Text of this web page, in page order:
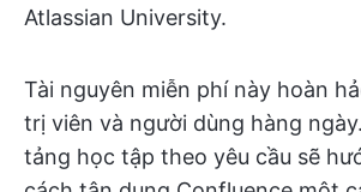
Atlassian University.
Tài nguyên miễn phí này hoàn
trị viên và người dùng hàng
tảng học tập theo yêu cầu sẽ